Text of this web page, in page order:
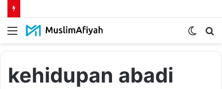
Menu
Switch
kehidupan abadi